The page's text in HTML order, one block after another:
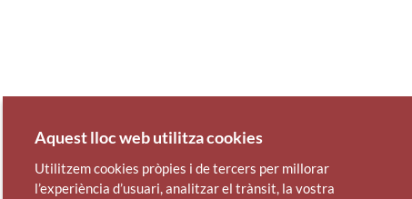
Aquest lloc web utilitza cookies
Utilitzem cookies pròpies i de tercers per millorar
l’experiència d’usuari, analitzar el trànsit, la vostra